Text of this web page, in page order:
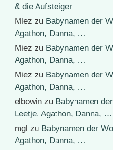
& die Aufsteiger
Miez zu Babynamen der
Agathon, Danna, …
Miez zu Babynamen der
Agathon, Danna, …
Miez zu Babynamen der
Agathon, Danna, …
elbowin zu Babynamen
Leetje, Agathon, Danna, …
mgl zu Babynamen der
Agathon, Danna, …